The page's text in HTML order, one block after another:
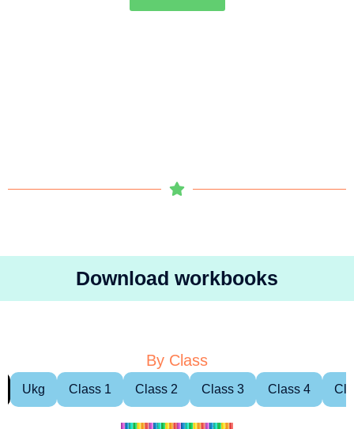
Download workbooks
By Class
Ukg Class 1 Class 2 Class 3 Class 4